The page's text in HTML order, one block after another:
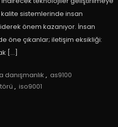
sistemlerinde insan
önem kazanıyor. İnsan
öne çıkanlar; iletişim eksikliği:
[…]
danışmanlık , as9100
, iso9001